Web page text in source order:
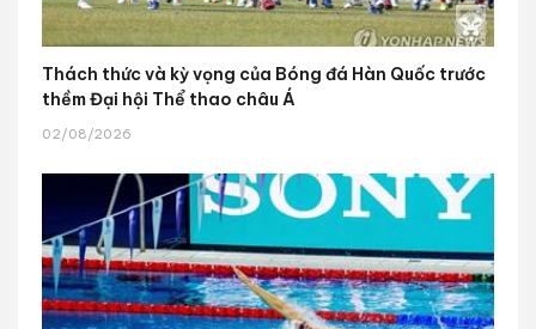
Thách thức và kỳ vọng của Bóng đá Hàn Quốc trước
thềm Đại hội Thể thao châu Á
02/08/2026